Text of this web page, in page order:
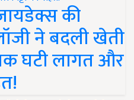
की
ने बदली खेती
घटी लागत और